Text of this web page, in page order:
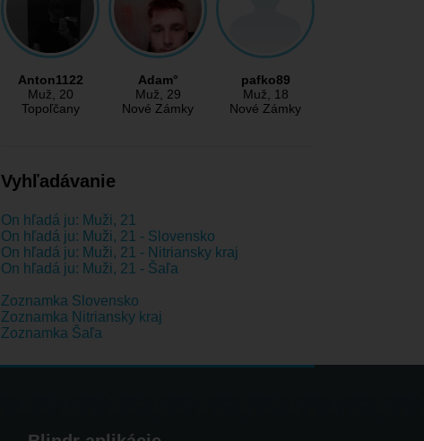
Anton1122
Muž, 20
Topoľčany
Adam°
Muž, 29
Nové Zámky
pafko89
Muž, 18
Nové Zámky
Vyhľadávanie
On hľadá ju: Muži, 21
On hľadá ju: Muži, 21 - Slovensko
On hľadá ju: Muži, 21 - Nitriansky kraj
On hľadá ju: Muži, 21 - Šaľa
Zoznamka Slovensko
Zoznamka Nitriansky kraj
Zoznamka Šaľa